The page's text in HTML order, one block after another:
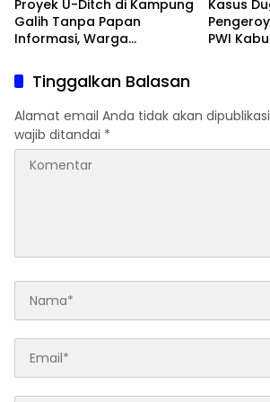
Proyek U-Ditch di Kampung
Galih Tanpa Papan
Informasi, Warga
Anggaran
Kasus
PWI
Tinggalkan Balasan
Alamat email Anda tidak akan
wajib ditandai *